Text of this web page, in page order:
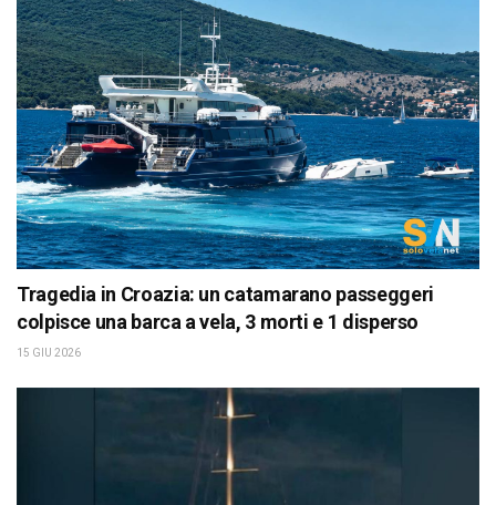
Tragedia in Croazia: un catamarano passeggeri
colpisce una barca a vela, 3 morti e 1 disperso
15 GIU 2026